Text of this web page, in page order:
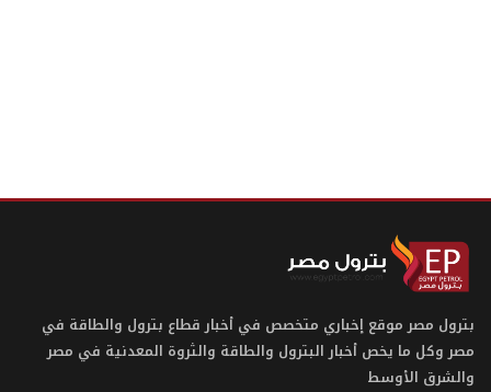
بترول مصر موقع إخباري متخصص في أخبار قطاع بترول والطاقة في
مصر وكل ما يخص أخبار البترول والطاقة والثروة المعدنية في مصر
والشرق الأوسط